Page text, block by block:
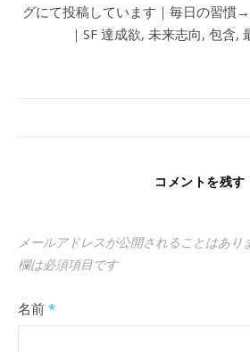
グにて投稿しています｜毎日の習慣
｜SF 達成欲, 未来志向, 包含,
コメントを残す
メールアドレスが公開されることはあり
欄は必須項目です
名前 *